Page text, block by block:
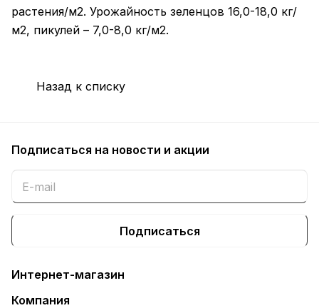
растения/м2. Урожайность зеленцов 16,0-18,0 кг/
м2, пикулей – 7,0-8,0 кг/м2.
Назад к списку
Подписаться на новости и акции
Подписаться
Интернет-магазин
Компания